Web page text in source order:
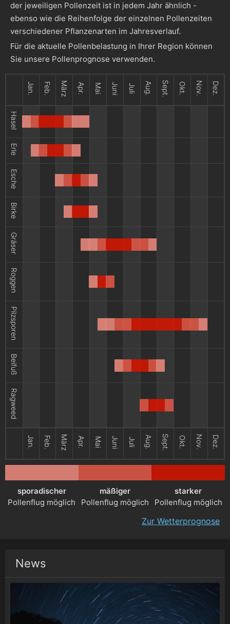
der jeweiligen Pollenzeit ist in jedem Jahr ähnlich -
ebenso wie die Reihenfolge der einzelnen Pollenzeiten
verschiedener Pflanzenarten im Jahresverlauf.
Für die aktuelle Pollenbelastung in Ihrer Region können
Sie unsere Pollenprognose verwenden.
Jan. Feb. März Apr. Mai Juni Juli Aug. Sept. Okt. Nov. Dez.
Jan. Feb. März Apr. Mai Juni Juli Aug. Sept. Okt. Nov. Dez.
Hasel
Erle
Esche
Birke
Gräser
Roggen
Pilzsporen
Beifuß
Ragweed
sporadischer
Pollenflug möglich
mäßiger
Pollenflug möglich
starker
Pollenflug möglich
Zur Wetterprognose
News